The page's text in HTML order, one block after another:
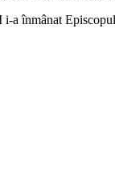
înmânat